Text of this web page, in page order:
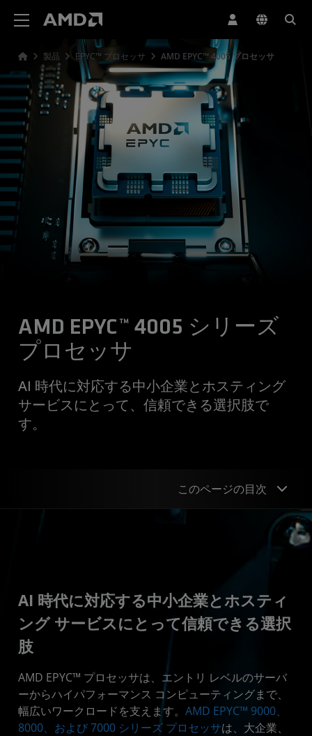
製品 EPYC™ プロセッサ AMD EPYC™ 4005 プロセッサ
AMD EPYC™ 4005 シリーズ
プロセッサ
AI 時代に対応する中小企業とホスティング
サービスにとって、信頼できる選択肢で
す。
このページの目次
概要
エコシステム
リソース
AI 時代に対応する中小企業とホスティ
ング サービスにとって信頼できる選択
肢
AMD EPYC™ プロセッサは、エントリ レベルのサーバ
ーからハイパフォーマンス コンピューティングまで、
幅広いワークロードを支えます。 AMD EPYC™ 9000、
8000、および 7000 シリーズ プロセッサは、大企業、